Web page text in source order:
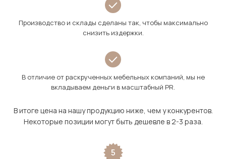
Производство и склады сделаны так, чтобы максимально
снизить издержки.
В отличие от раскрученных мебельных компаний, мы не
вкладываем деньги в масштабный PR.
В итоге цена на нашу продукцию ниже, чем у конкурентов.
Некоторые позиции могут быть дешевле в 2-3 раза.
5